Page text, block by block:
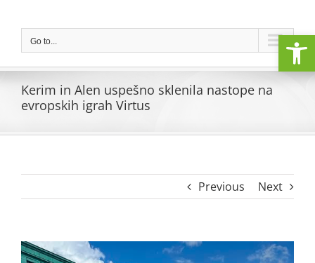
contentGo to...
Kerim in Alen uspešno sklenila nastope na
evropskih igrah Virtus
Previous Next
View